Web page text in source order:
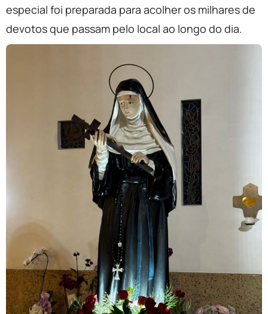
especial foi preparada para acolher os milhares de
devotos que passam pelo local ao longo do dia.